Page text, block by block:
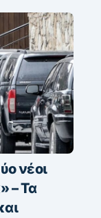
νέοι
– Τα